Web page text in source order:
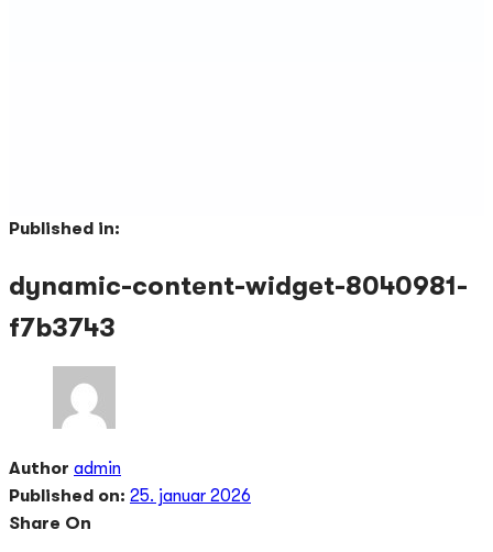
Published in:
dynamic-content-widget-8040981-
f7b3743
Author admin
Published on: 25. januar 2026
Share On